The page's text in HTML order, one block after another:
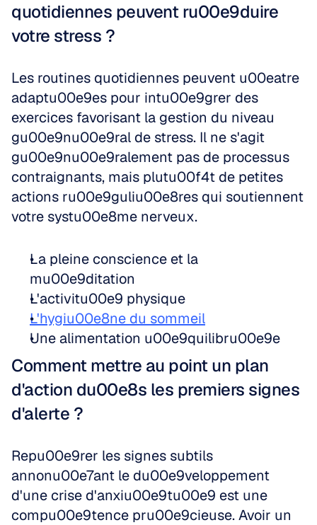
quotidiennes peuvent ru00e9duire
votre stress ?
Les routines quotidiennes peuvent u00eatre
adaptu00e9es pour intu00e9grer des
exercices favorisant la gestion du niveau
gu00e9nu00e9ral de stress. Il ne s'agit
gu00e9nu00e9ralement pas de processus
contraignants, mais plutu00f4t de petites
actions ru00e9guliu00e8res qui soutiennent
votre systu00e8me nerveux.
La pleine conscience et la
mu00e9ditation
L'activitu00e9 physique
L'hygiu00e8ne du sommeil
Une alimentation u00e9quilibru00e9e
Comment mettre au point un plan
d'action du00e8s les premiers signes
d'alerte ?
Repu00e9rer les signes subtils
annonu00e7ant le du00e9veloppement
d'une crise d'anxiu00e9tu00e9 est une
compu00e9tence pru00e9cieuse. Avoir un